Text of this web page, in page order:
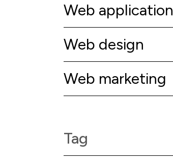
Web application
Web design
Web marketing
Tag